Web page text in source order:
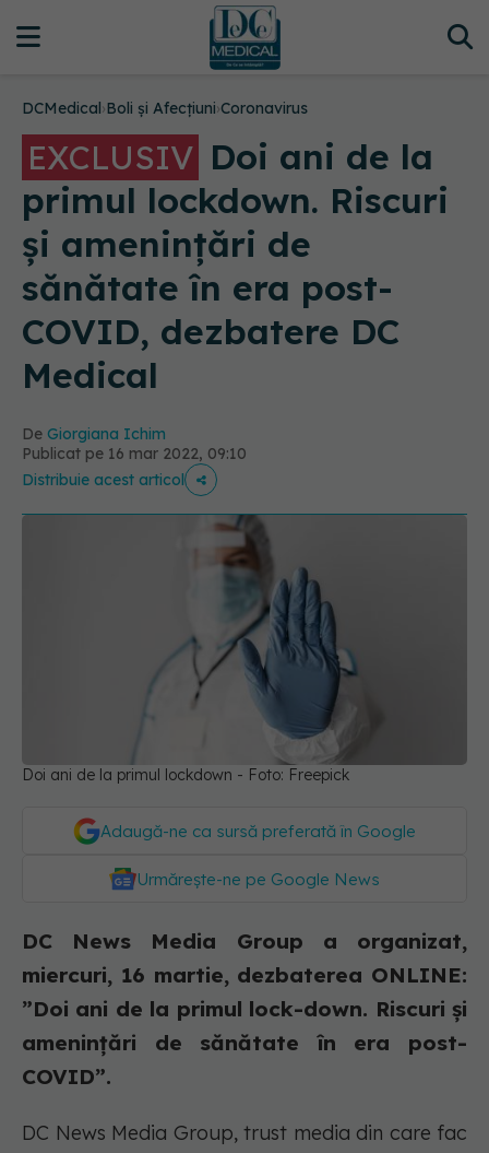
DCMedical›Boli și Afecțiuni›Coronavirus
EXCLUSIV Doi ani de la
primul lockdown. Riscuri
și amenințări de
sănătate în era post-
COVID, dezbatere DC
Medical
De Giorgiana Ichim
Publicat pe 16 mar 2022, 09:10
Distribuie acest articol
Doi ani de la primul lockdown - Foto: Freepick
Adaugă-ne ca sursă preferată în Google
Urmărește-ne pe Google News
DC News Media Group a organizat,
miercuri, 16 martie, dezbaterea ONLINE:
”Doi ani de la primul lock-down. Riscuri și
amenințări de sănătate în era post-
COVID”.
DC News Media Group, trust media din care fac